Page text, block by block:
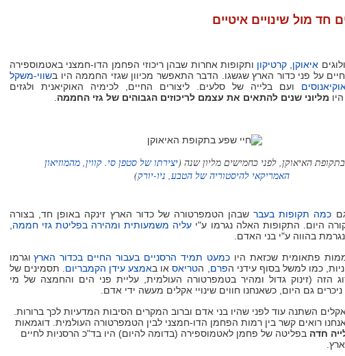
חד מול שינויים איטיים
איאוקן קרטיקון ותקופות אחרות שבהן ריכוזי הפחמן הדו-חמצני באטמוספירה
על פני כדור הארץ שגשגו. הדבר התאפשר מכיוון שגזי החממה היו בשווי-משקל
ועם בלייה של סלעים. ליצורים החיים, לכימיה האוקיאנית ולגזים
מליוני שנים להתאים את עצמם לריכוזים הגבוהים של גזי החממה
האיאוקן, לפני כחמישים מליון שנה (יצירתו של סטפן סי. קווין, מהמוזיאון
האמריקאי להיסטוריה של הטבע, ניו-יורק)
כמה תקופות בעברשבהן הטמפרטורה של כדור הארץ זינקה באופן חד, בצורה
היום. התקופות האלה נגרמו ע"י עליה משמעותית ומהירה בפליטת גזי חממה
בהווה ע"י בני האדם.
פתאומית שכזאת היו כמעט תמיד הרסניים בעבור החיים בכדור הארץ וגרמו
כמו למשל בסוף עידני הפרם , הטריאסאו באמצע עידן הקמבריום . תסמינים של
הזה (זינוק גדול ומהיר בטמפרטורה העולמית, עליית פני הים והחמצה של מי
ניכרים גם היום, כשאנחנו חווים שינויי אקלים מעשה ידי אדם.
השתנה עוד לפני שהיו בני אדם וברוב המקרים הסיבות המדעיות לכך ברורות.
רואים קשר בין רמות הפחמן הדו-חמצני לבין הטמפרטורה העולמית. דוגמאות
חדה בפליטה של פחמן לאטמוספירה (בדומה להיום) היו בד"כ הרסניות לחיים